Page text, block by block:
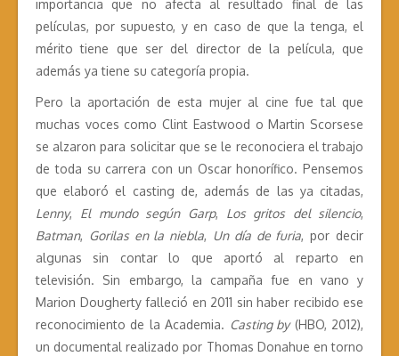
importancia que no afecta al resultado final de las
películas, por supuesto, y en caso de que la tenga, el
mérito tiene que ser del director de la película, que
además ya tiene su categoría propia.
Pero la aportación de esta mujer al cine fue tal que
muchas voces como Clint Eastwood o Martin Scorsese
se alzaron para solicitar que se le reconociera el trabajo
de toda su carrera con un Oscar honorífico. Pensemos
que elaboró el casting de, además de las ya citadas,
Lenny, El mundo según Garp, Los gritos del silencio,
Batman, Gorilas en la niebla, Un día de furia, por decir
algunas sin contar lo que aportó al reparto en
televisión. Sin embargo, la campaña fue en vano y
Marion Dougherty falleció en 2011 sin haber recibido ese
reconocimiento de la Academia. Casting by(HBO, 2012),
un documental realizado por Thomas Donahue en torno